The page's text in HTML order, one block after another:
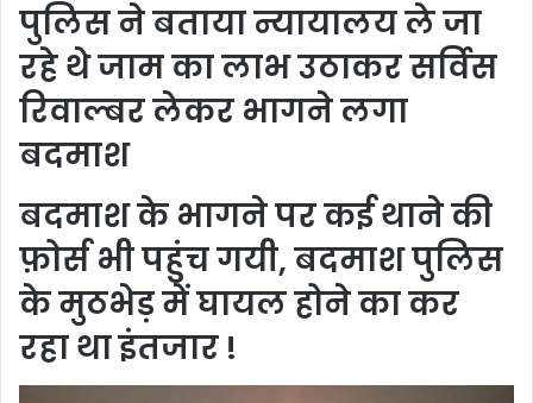
पुलिस ने बताया न्यायालय ले जा
रहे थे जाम का लाभ उठाकर सर्विस
रिवाल्बर लेकर भागने लगा
बदमाश
बदमाश के भागने पर कई थाने की
फ़ोर्स भी पहुंच गयी, बदमाश पुलिस
के मुठभेड़ में घायल होने का कर
रहा था इंतजार !